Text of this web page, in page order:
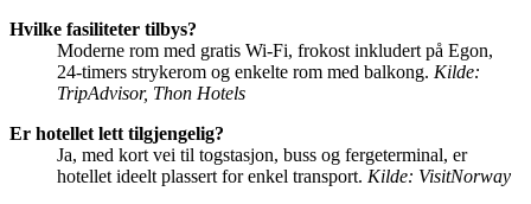
Hvilke fasiliteter tilbys?
Moderne rom med gratis Wi-Fi, frokost inkludert på Egon,
24-timers strykerom og enkelte rom med balkong. Kilde:
TripAdvisor, Thon Hotels
Er hotellet lett tilgjengelig?
Ja, med kort vei til togstasjon, buss og fergeterminal, er
hotellet ideelt plassert for enkel transport. Kilde: VisitNorway